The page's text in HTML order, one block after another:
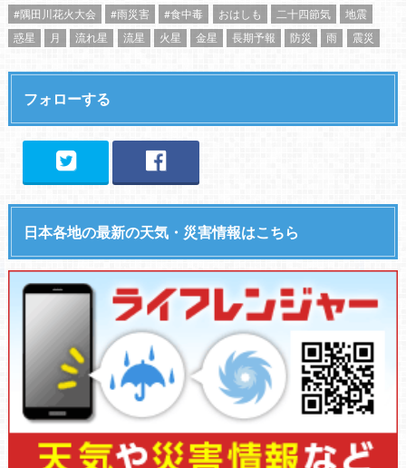
#隅田川花火大会
#雨災害 #食中毒 おはしも 二十四節気
地震
惑星
月 流れ星 流星 火星 金星 長期予報 防災 雨 震災
フォローする
日本各地の最新の天気・災害情報はこちら